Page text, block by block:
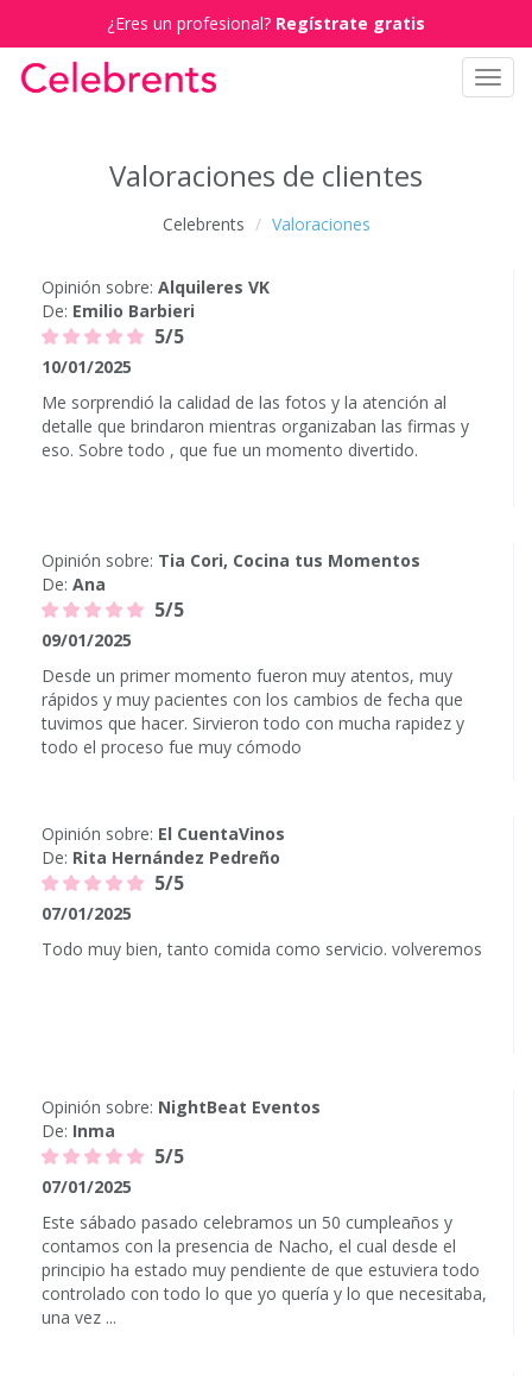
¿Eres un profesional? Regístrate gratis
Valoraciones de clientes
Celebrents Valoraciones
Opinión sobre: Alquileres VK
De: Emilio Barbieri
5/5
10/01/2025
Me sorprendió la calidad de las fotos y la atención al
detalle que brindaron mientras organizaban las firmas y
eso. Sobre todo , que fue un momento divertido.
Opinión sobre: Tia Cori, Cocina tus Momentos
De: Ana
5/5
09/01/2025
Desde un primer momento fueron muy atentos, muy
rápidos y muy pacientes con los cambios de fecha que
tuvimos que hacer. Sirvieron todo con mucha rapidez y
todo el proceso fue muy cómodo
Opinión sobre: El CuentaVinos
De: Rita Hernández Pedreño
5/5
07/01/2025
Todo muy bien, tanto comida como servicio. volveremos
Opinión sobre: NightBeat Eventos
De: Inma
5/5
07/01/2025
Este sábado pasado celebramos un 50 cumpleaños y
contamos con la presencia de Nacho, el cual desde el
principio ha estado muy pendiente de que estuviera todo
controlado con todo lo que yo quería y lo que necesitaba,
una vez ...